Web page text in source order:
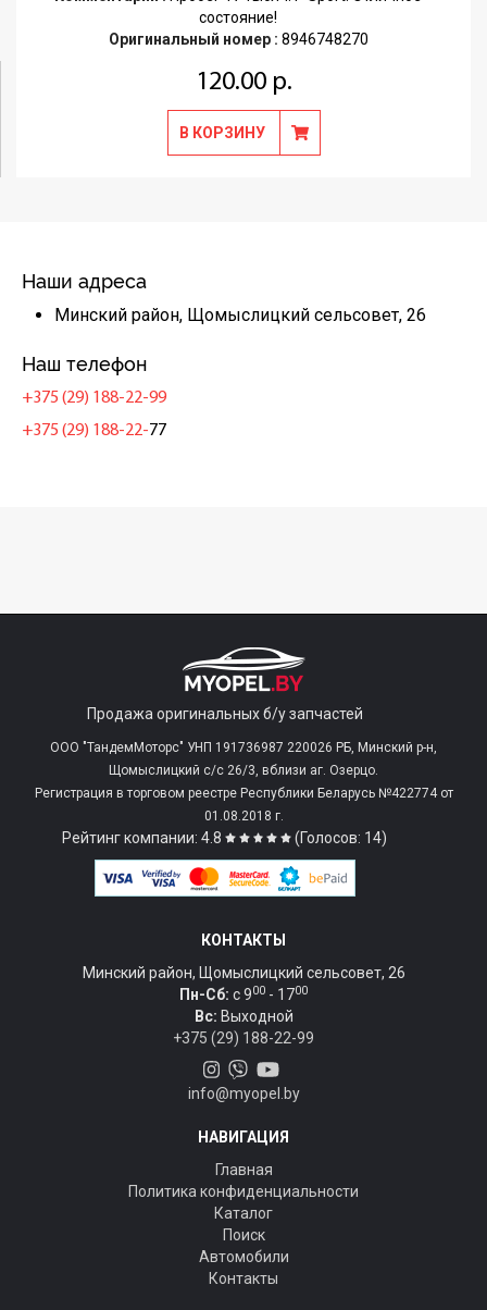
состояние!
Оригинальный номер : 8946748270
120.00 р.
В КОРЗИНУ
Наши адреса
Минский район, Щомыслицкий сельсовет, 26
Наш телефон
+375 (29) 188-22-99
+375 (29) 188-22-77
Продажа оригинальных б/у запчастей
ООО "ТандемМоторс" УНП 191736987 220026 РБ, Минский р-н,
Щомыслицкий с/c 26/3, вблизи аг. Озерцо.
Регистрация в торговом реестре Республики Беларусь №422774 от
01.08.2018 г.
Рейтинг компании: 4.8 (Голосов: 14)
КОНТАКТЫ
Минский район, Щомыслицкий сельсовет, 26
Пн-Сб: c 900 - 1700
Вс: Выходной
+375 (29) 188-22-99
info@myopel.by
НАВИГАЦИЯ
Главная
Политика конфиденциальности
Каталог
Поиск
Автомобили
Контакты